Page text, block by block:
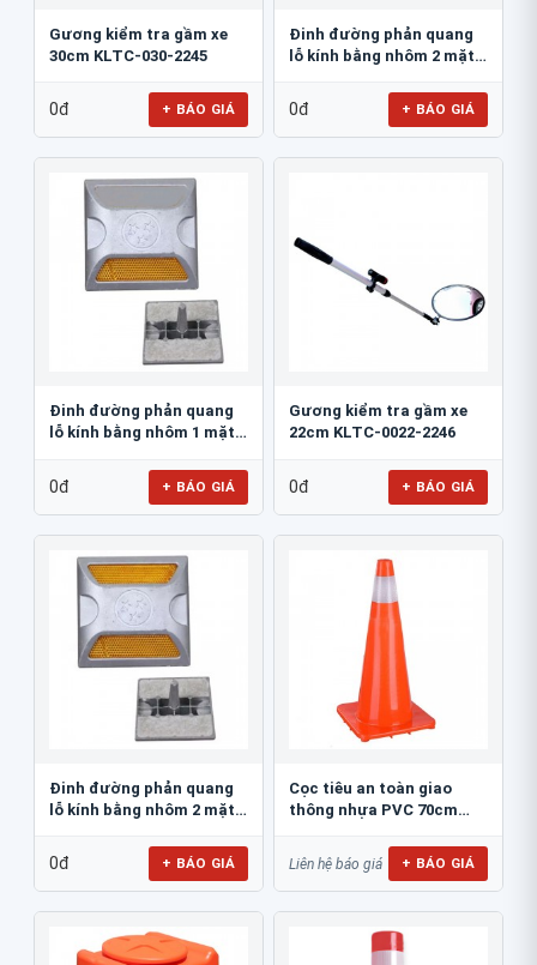
Gương kiểm tra gầm xe
30cm KLTC-030-2245
0đ + BÁO GIÁ
Đinh đường phản quang
lỗ kính bằng nhôm 2 mặt
0đ + BÁO GIÁ
Đinh đường phản quang
lỗ kính bằng nhôm 1 mặt
0đ + BÁO GIÁ
Gương kiểm tra gầm xe
22cm KLTC-0022-2246
0đ + BÁO GIÁ
Đinh đường phản quang
lỗ kính bằng nhôm 2 mặt
0đ + BÁO GIÁ
Cọc tiêu an toàn giao
thông nhựa PVC 70cm
Liên hệ báo giá + BÁO GIÁ